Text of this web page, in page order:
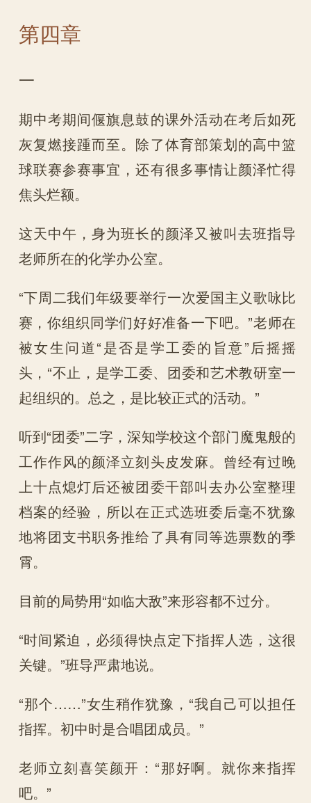
第四章
一
期中考期间偃旗息鼓的课外活动在考后如死
灰复燃接踵而至。除了体育部策划的高中篮
球联赛参赛事宜，还有很多事情让颜泽忙得
焦头烂额。
这天中午，身为班长的颜泽又被叫去班指导
老师所在的化学办公室。
“下周二我们年级要举行一次爱国主义歌咏比
赛，你组织同学们好好准备一下吧。”老师在
被女生问道“是否是学工委的旨意”后摇摇
头，“不止，是学工委、团委和艺术教研室一
起组织的。总之，是比较正式的活动。”
听到“团委”二字，深知学校这个部门魔鬼般的
工作作风的颜泽立刻头皮发麻。曾经有过晚
上十点熄灯后还被团委干部叫去办公室整理
档案的经验，所以在正式选班委后毫不犹豫
地将团支书职务推给了具有同等选票数的季
霄。
目前的局势用“如临大敌”来形容都不过分。
“时间紧迫，必须得快点定下指挥人选，这很
关键。”班导严肃地说。
“那个……”女生稍作犹豫，“我自己可以担任
指挥。初中时是合唱团成员。”
老师立刻喜笑颜开：“那好啊。就你来指挥
吧。”